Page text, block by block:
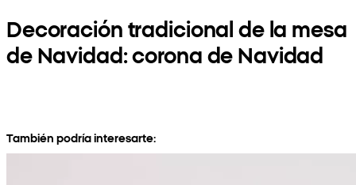
Decoración tradicional de la mesa
de Navidad: corona de Navidad
También podría interesarte: